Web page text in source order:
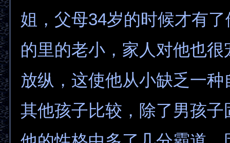
姐，父母34岁的时候才有
的里的老小，家人对他也很
放纵，这使他从小缺乏一种
其他孩子比较，除了男孩子